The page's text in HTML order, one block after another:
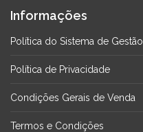
Informações
Política do Sistema de Gestão
Política de Privacidade
Condições Gerais de Venda
Termos e Condições